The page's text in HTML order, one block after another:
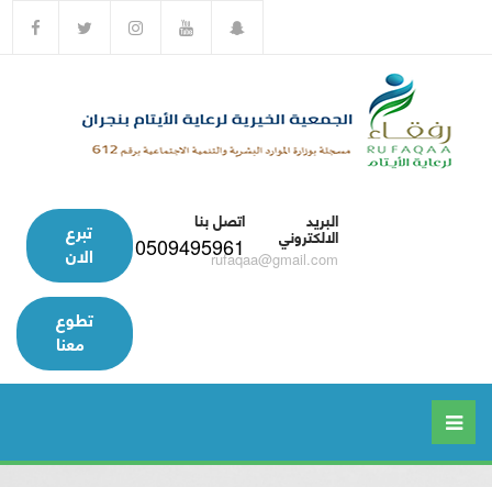
البريد
الالكتروني
rufaqaa@gmail.com
اتصل بنا
0509495961 تبرع
الان
تطوع
معنا